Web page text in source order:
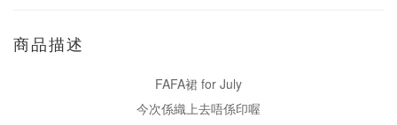
商品描述
FAFA裙 for July
今次係織上去唔係印喔